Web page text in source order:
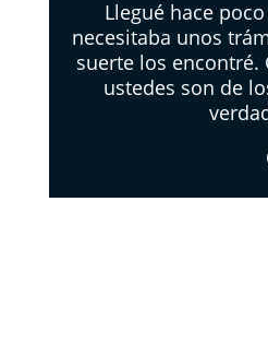
Llegué hace
necesitaba unos
suerte los encontré.
ustedes son de